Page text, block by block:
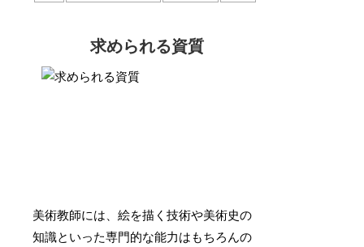
求められる資質
美術教師には、絵を描く技術や美術史の
知識といった専門的な能力はもちろんの